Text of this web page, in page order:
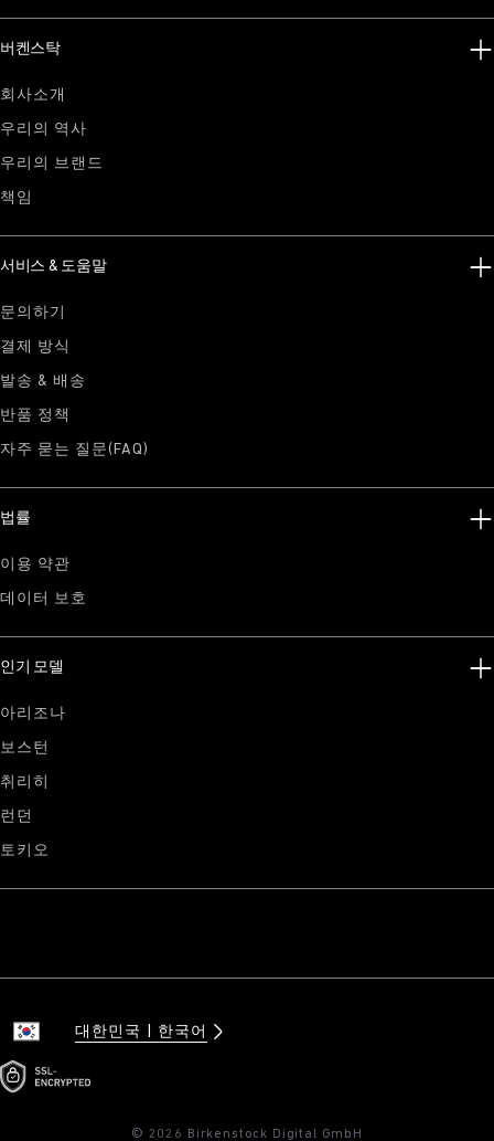
버켄스탁
회사소개
우리의 역사
우리의 브랜드
책임
서비스 & 도움말
문의하기
결제 방식
발송 & 배송
반품 정책
자주 묻는 질문(FAQ)
법률
이용 약관
데이터 보호
인기 모델
아리조나
보스턴
취리히
런던
토키오
대한민국 한국어
© 2026 Birkenstock Digital GmbH